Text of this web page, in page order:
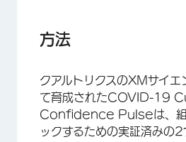
方法
クアルトリクスのXMサイエ
て育成されたCOVID-19
Confidence Pulseは、組
ックするための実証済みの